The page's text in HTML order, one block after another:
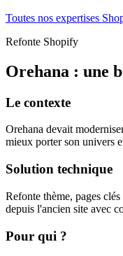
Toutes nos expertises
Refonte Shopify
Orehana : une
Le contexte
Orehana devait
mieux porter son univers
Solution technique
Refonte thème, pages
depuis l'ancien site avec
Pour qui ?